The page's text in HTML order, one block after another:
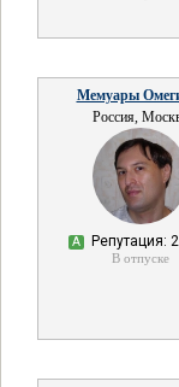
Мемуары
Россия,
А Репутация:
В отпуске